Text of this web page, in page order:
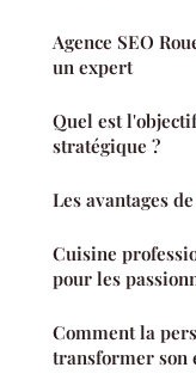
Agence SEO
un expert
Quel est
stratégique ?
Les avantages
Cuisine
pour les
Comment la
transformer son